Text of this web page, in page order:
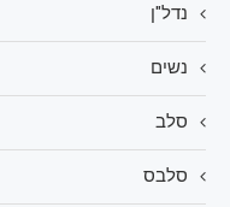
נדל"ן
נשים
סלב
סלבס